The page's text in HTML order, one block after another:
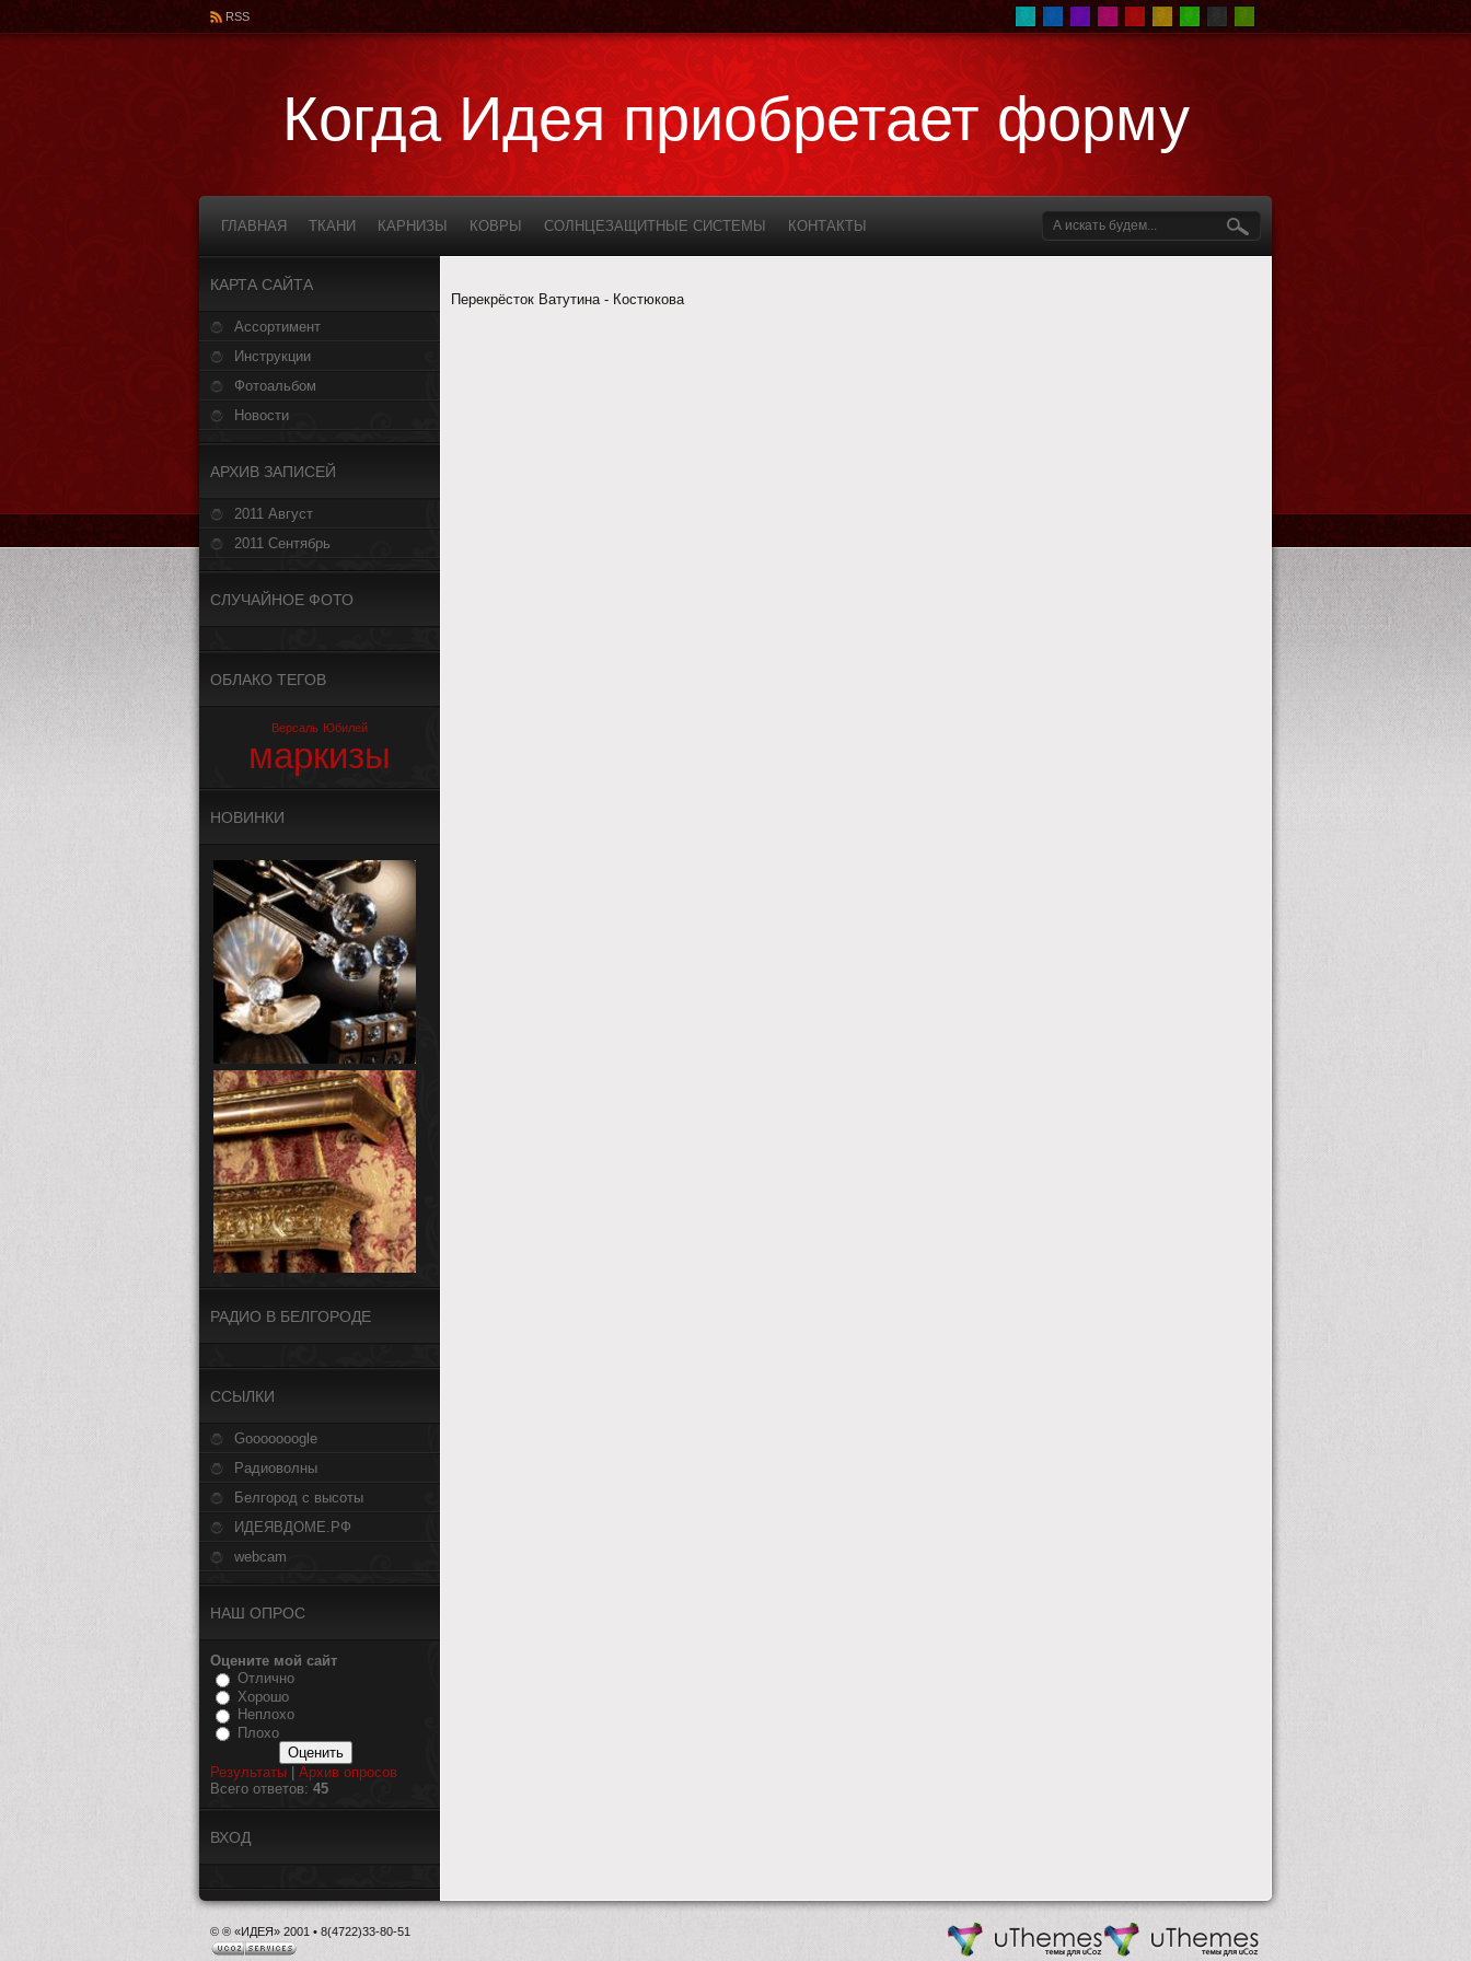
RSS
Когда Идея приобретает форму
ГЛАВНАЯ ТКАНИ КАРНИЗЫ КОВРЫ СОЛНЦЕЗАЩИТНЫЕ СИСТЕМЫ КОНТАКТЫ
КАРТА САЙТА
Ассортимент
Инструкции
Фотоальбом
Новости
АРХИВ ЗАПИСЕЙ
2011 Август
2011 Сентябрь
СЛУЧАЙНОЕ ФОТО
ОБЛАКО ТЕГОВ
Версаль Юбилей
маркизы
НОВИНКИ
РАДИО В БЕЛГОРОДЕ
CСЫЛКИ
Gooooooogle
Радиоволны
Белгород с высоты
ИДЕЯВДОМЕ.РФ
webcam
НАШ ОПРОС
Оцените мой сайт
Отлично
Хорошо
Неплохо
Плохо
Результаты
Архив опросов
Всего ответов: 45
ВХОД
Перекрёсток Ватутина - Костюкова
© ® «ИДЕЯ» 2001 • 8(4722)33-80-51